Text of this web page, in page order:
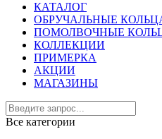
КАТАЛОГ
ОБРУЧАЛЬНЫЕ
ПОМОЛВОЧНЫЕ
КОЛЛЕКЦИИ
ПРИМЕРКА
АКЦИИ
МАГАЗИНЫ
Все категории